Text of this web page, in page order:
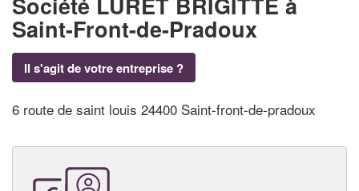
Saint-Front-de-Pradoux
Il s'agit de votre entreprise ?
6 route de saint louis 24400 Saint-front-de-pradoux